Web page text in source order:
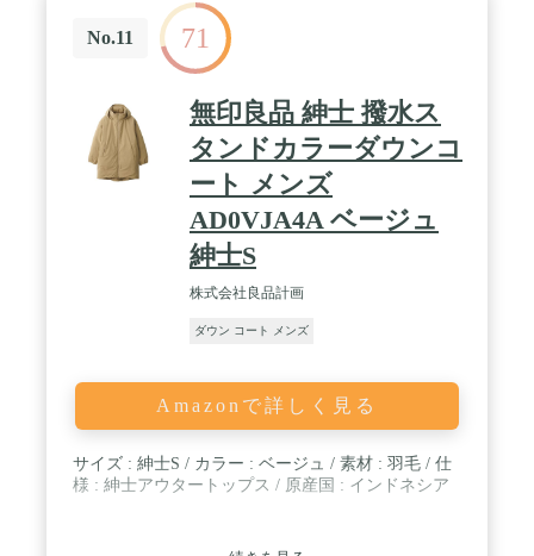
No.11 71
無印良品 紳士 撥水ス
タンドカラーダウンコ
ート メンズ
AD0VJA4A ベージュ
紳士S
株式会社良品計画
ダウン コート メンズ
Amazonで詳しく見る
サイズ : 紳士S / カラー : ベージュ / 素材 : 羽毛 / 仕
様 : 紳士アウタートップス / 原産国 : インドネシア